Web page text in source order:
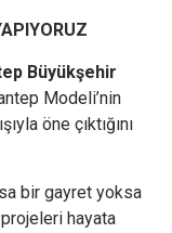
Büyükşehir
Modeli’nin
öne çıktığını
bir gayret yoksa
hayata